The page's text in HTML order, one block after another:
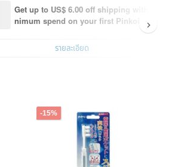
Get up to US$ 6.00 off shipping with mi
nimum spend on your first Pinkoi app
รายละเอียด
-15%